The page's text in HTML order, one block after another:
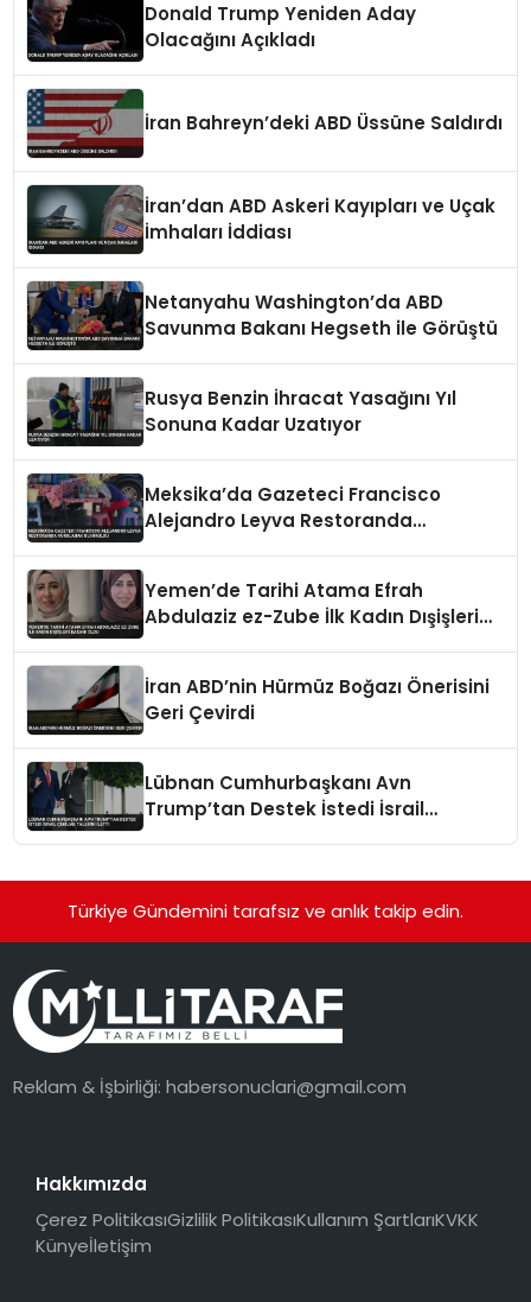
Donald Trump Yeniden Aday
Olacağını Açıkladı
İran Bahreyn’deki ABD Üssüne Saldırdı
İran’dan ABD Askeri Kayıpları ve Uçak
İmhaları İddiası
Netanyahu Washington’da ABD
Savunma Bakanı Hegseth ile Görüştü
Rusya Benzin İhracat Yasağını Yıl
Sonuna Kadar Uzatıyor
Meksika’da Gazeteci Francisco
Alejandro Leyva Restoranda
Yemen’de Tarihi Atama Efrah
Abdulaziz ez-Zube İlk Kadın Dışişleri
İran ABD’nin Hürmüz Boğazı Önerisini
Geri Çevirdi
Lübnan Cumhurbaşkanı Avn
Trump’tan Destek İstedi İsrail
Türkiye Gündemini tarafsız ve anlık takip edin.
Reklam & İşbirliği:habersonuclari@gmail.com
Hakkımızda
Çerez PolitikasıGizlilik PolitikasıKullanım ŞartlarıKVKK
Künyeİletişim